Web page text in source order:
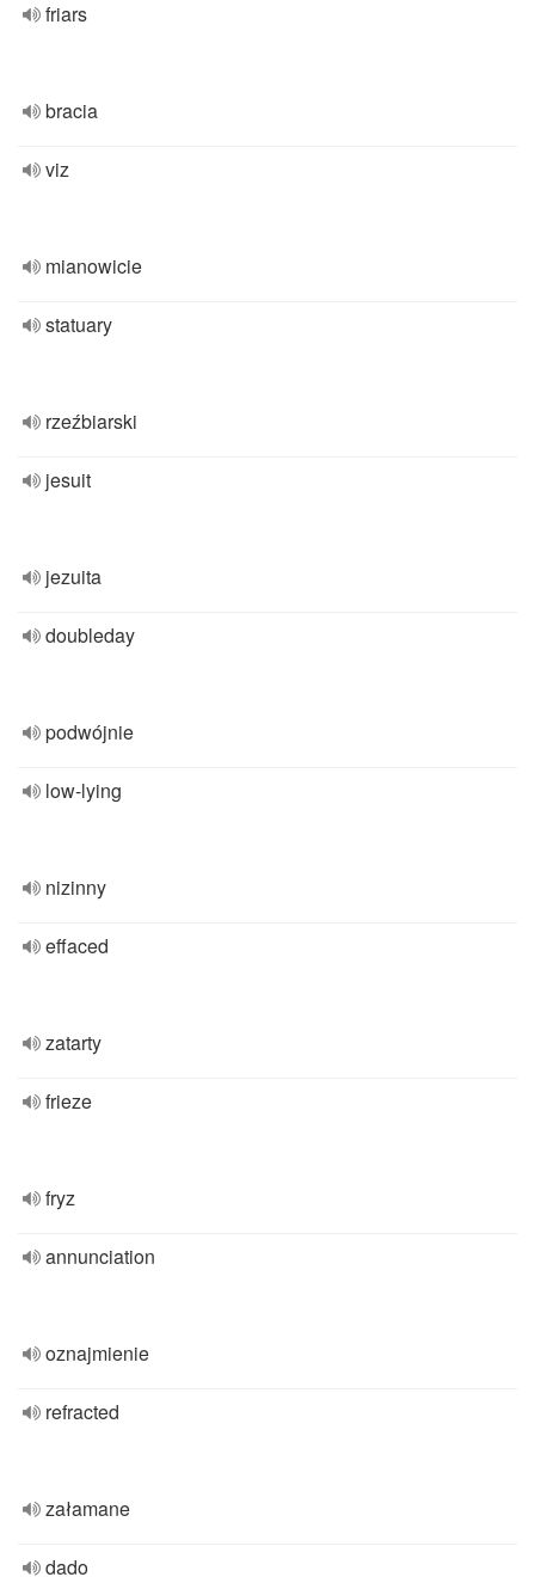
friars
bracia
viz
mianowicie
statuary
rzeźbiarski
jesuit
jezuita
doubleday
podwójnie
low-lying
nizinny
effaced
zatarty
frieze
fryz
annunciation
oznajmienie
refracted
załamane
dado